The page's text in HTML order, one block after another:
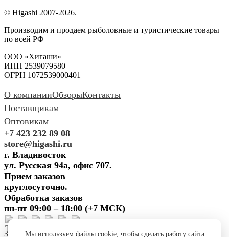
© Higashi 2007-2026.
Производим и продаем рыболовные и туристические товары
по всей РФ
ООО «Хигаши»
ИНН 2539079580
ОГРН 1072539000401
О компанииОбзорыКонтакты
Поставщикам
Оптовикам
+7 423 232 89 08
store@higashi.ru
г. Владивосток
ул. Русская 94а, офис 707.
Прием заказов
круглосуточно.
Обработка заказов
пн-пт 09:00 – 18:00 (+7 МСК)
Задать вопросПредложить
Мы используем файлы cookie, чтобы сделать работу сайта